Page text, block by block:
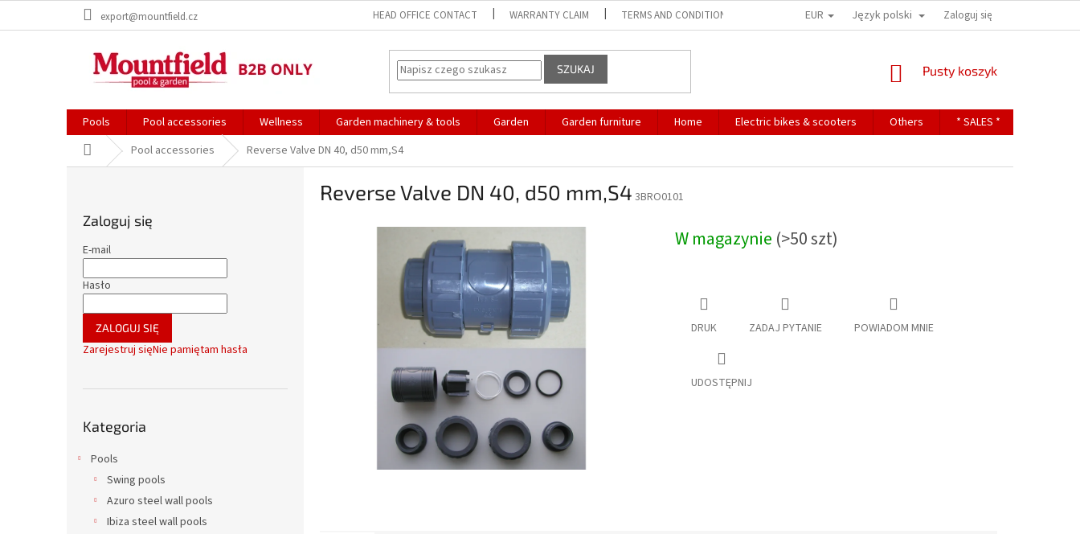
export@mountfield.cz HEAD OFFICE CONTACT WARRANTY CLAIM TERMS AND CONDITIONS TERMS OF PERSONAL DATA PROTECTION
EUR Język polski Zaloguj się
SZUKAJ KOSZYK
Pusty koszyk
Pools Pool accessories Wellness Garden machinery & tools Garden Garden furniture Home Electric bikes & scooters Others * SALES *
Home Pool accessories Reverse Valve DN 40, d50 mm,S4
Zaloguj się
E-mail
Hasło
ZALOGUJ SIĘ
Zarejestruj sięNie pamiętam hasła
kategorie
Kategoria
Pools
Swing pools
Azuro steel wall pools
Ibiza steel wall pools
Reverse Valve DN 40, d50 mm,S4 3BRO0101
W magazynie (>50 szt)
DRUK ZADAJ PYTANIE POWIADOM MNIE
UDOSTĘPNIJ